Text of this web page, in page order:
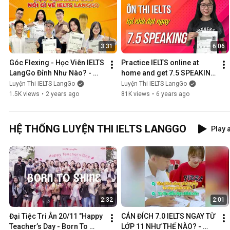
3:31
Góc Flexing - Học Viên IELTS
LangGo Đỉnh Như Nào? -
IELTS LangGo
Luyện Thi IELTS LangGo
1.5K views • 2 years ago
6:06
Practice IELTS online at
home and get 7.5 SPEAKING
right away
Luyện Thi IELTS LangGo
81K views • 6 years ago
HỆ THỐNG LUYỆN THI IELTS LANGGO Play
2:32
Đại Tiệc Tri Ân 20/11 "Happy
Teacher’s Day - Born To
2:01
CÁN ĐÍCH 7.0 IELTS NGAY TỪ
LỚP 11 NHƯ THẾ NÀO? -